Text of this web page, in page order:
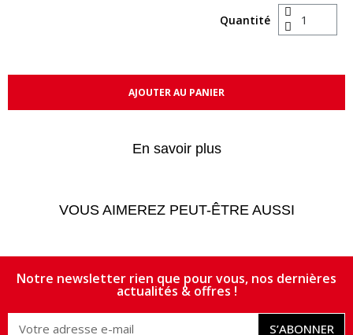
Quantité
AJOUTER AU PANIER
En savoir plus
VOUS AIMEREZ PEUT-ÊTRE AUSSI
Notre newsletter rien que pour vous, nos dernières
actualités & offres !
S’ABONNER